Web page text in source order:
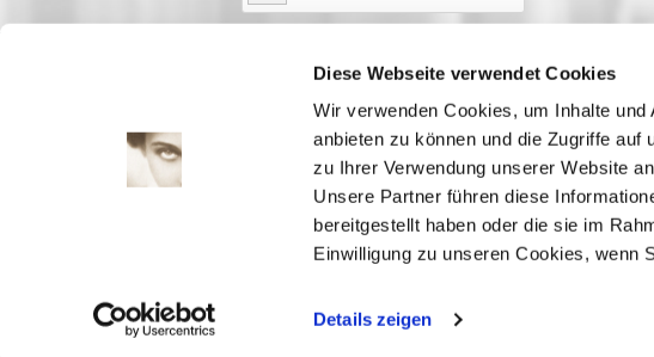
Diese Webseite verwendet Cookies
Wir verwenden Cookies, um Inhalte
anbieten zu können und die Zugriffe
zu Ihrer Verwendung unserer Website
Unsere Partner führen diese
bereitgestellt haben oder die sie im
Einwilligung zu unseren Cookies, wenn
Details zeigen
Aktuell
Digitales
Ausstellungen
Kino
Kino2online
Sammlungen
Forschung
Kontakt /
Über uns